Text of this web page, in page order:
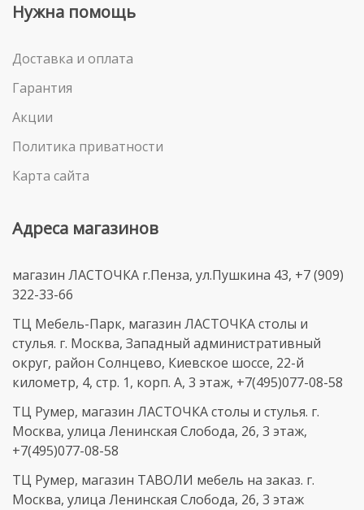
Нужна помощь
Доставка и оплата
Гарантия
Акции
Политика приватности
Карта сайта
Адреса магазинов
магазин ЛАСТОЧКА г.Пенза, ул.Пушкина 43, +7 (909)
322-33-66
ТЦ Мебель-Парк, магазин ЛАСТОЧКА столы и
стулья. г. Москва, Западный административный
округ, район Солнцево, Киевское шоссе, 22-й
километр, 4, стр. 1, корп. А, 3 этаж, +7(495)077-08-58
ТЦ Румер, магазин ЛАСТОЧКА столы и стулья. г.
Москва, улица Ленинская Слобода, 26, 3 этаж,
+7(495)077-08-58
ТЦ Румер, магазин ТАВОЛИ мебель на заказ. г.
Москва, улица Ленинская Слобода, 26, 3 этаж